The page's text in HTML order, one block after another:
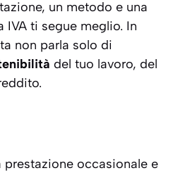
un metodo e una
IVA ti segue meglio. In
non parla solo di
del tuo lavoro, del
prestazione occasionale e